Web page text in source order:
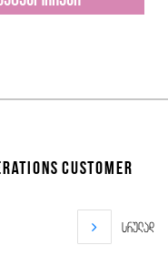
Customer
სრულად